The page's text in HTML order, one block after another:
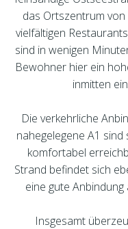
das Ortszentrum
vielfältigen
sind in wenigen
Bewohner hier ein
inmitten
Die verkehrliche
nahegelegene A1
komfortabel
Strand befindet sich
eine gute
Insgesamt